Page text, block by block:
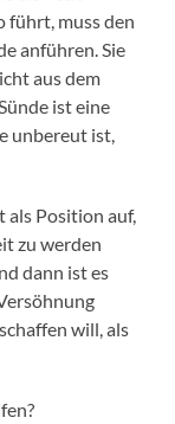
führt, muss den
anführen. Sie
aus dem
ist eine
unbereut ist,
als Position auf,
zu werden
dann ist es
will, als